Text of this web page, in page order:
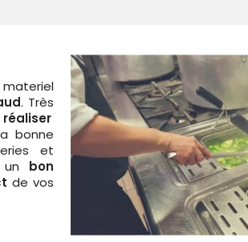
materiel
. Très
réaliser
bonne
et
bon
de vos